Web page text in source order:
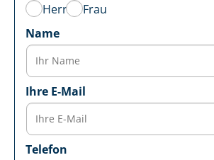
Herr
Frau
Name
Ihre E-Mail
Telefon